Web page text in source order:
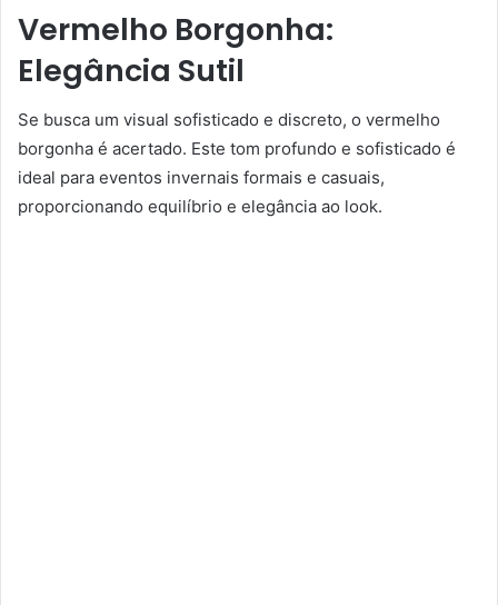
Vermelho Borgonha:
Elegância Sutil
Se busca um visual sofisticado e discreto, o vermelho
borgonha é acertado. Este tom profundo e sofisticado é
ideal para eventos invernais formais e casuais,
proporcionando equilíbrio e elegância ao look.